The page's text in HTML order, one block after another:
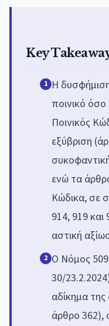
Key
1 Η
ποινικό
Ποινικός
εξύβριση
ενώ τα
Κώδικα, σε
914, 919
αστική
2 Ο Νόμος
30/
αδίκημα
άρθρο 362),